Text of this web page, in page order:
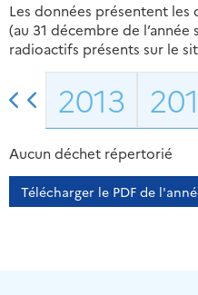
Les données présentent
(au 31 décembre de
radioactifs présents sur le
2013
Aucun déchet répertorié
Télécharger le PDF de